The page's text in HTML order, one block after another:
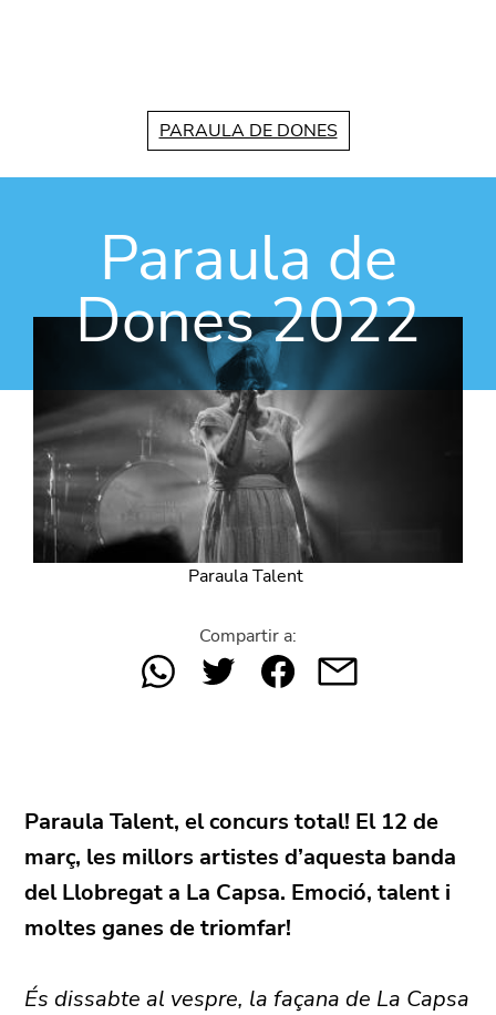
PARAULA DE DONES
Paraula de
Dones 2022
Paraula Talent
Compartir a:
Paraula Talent, el concurs total! El 12 de
març, les millors artistes d’aquesta banda
del Llobregat a La Capsa. Emoció, talent i
moltes ganes de triomfar!
És dissabte al vespre, la façana de La Capsa